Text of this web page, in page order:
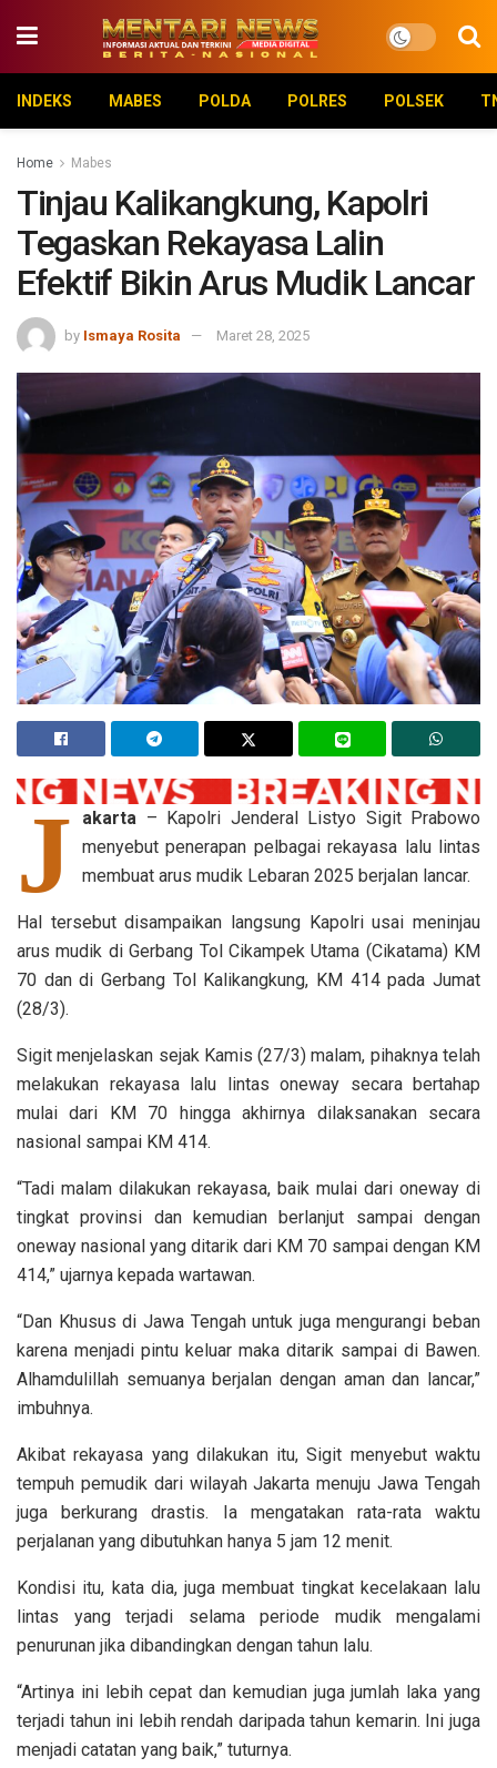
INDEKS MABES POLDA POLRES POLSEK
Home Mabes
Tinjau Kalikangkung, Kapolri
Tegaskan Rekayasa Lalin
Efektif Bikin Arus Mudik Lancar
by Ismaya Rosita Maret 28, 2025
J akarta – Kapolri Jenderal Listyo Sigit Prabowo
menyebut penerapan pelbagai rekayasa lalu lintas
membuat arus mudik Lebaran 2025 berjalan lancar.
Hal tersebut disampaikan langsung Kapolri usai meninjau
arus mudik di Gerbang Tol Cikampek Utama (Cikatama) KM
70 dan di Gerbang Tol Kalikangkung, KM 414 pada Jumat
(28/3).
Sigit menjelaskan sejak Kamis (27/3) malam, pihaknya telah
melakukan rekayasa lalu lintas oneway secara bertahap
mulai dari KM 70 hingga akhirnya dilaksanakan secara
nasional sampai KM 414.
“Tadi malam dilakukan rekayasa, baik mulai dari oneway di
tingkat provinsi dan kemudian berlanjut sampai dengan
oneway nasional yang ditarik dari KM 70 sampai dengan KM
414,” ujarnya kepada wartawan.
“Dan Khusus di Jawa Tengah untuk juga mengurangi beban
karena menjadi pintu keluar maka ditarik sampai di Bawen.
Alhamdulillah semuanya berjalan dengan aman dan lancar,”
imbuhnya.
Akibat rekayasa yang dilakukan itu, Sigit menyebut waktu
tempuh pemudik dari wilayah Jakarta menuju Jawa Tengah
juga berkurang drastis. Ia mengatakan rata-rata waktu
perjalanan yang dibutuhkan hanya 5 jam 12 menit.
Kondisi itu, kata dia, juga membuat tingkat kecelakaan lalu
lintas yang terjadi selama periode mudik mengalami
penurunan jika dibandingkan dengan tahun lalu.
“Artinya ini lebih cepat dan kemudian juga jumlah laka yang
terjadi tahun ini lebih rendah daripada tahun kemarin. Ini juga
menjadi catatan yang baik,” tuturnya.